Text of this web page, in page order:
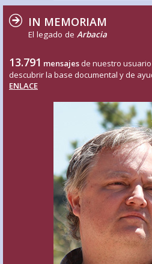
IN MEMORIAM
El legado de Arbacia
13.791 mensajes de nuestro
descubrir la base documental y de
ENLACE